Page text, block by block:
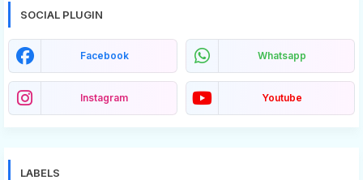
SOCIAL PLUGIN
Facebook Whatsapp
Instagram Youtube
LABELS